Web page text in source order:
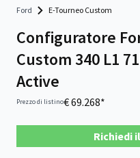
Ford E-Tourneo Custom
Configuratore
Custom 340 L1
Active
Prezzo di listino€ 69.268*
Richiedi